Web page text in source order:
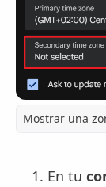
Mostrar una
En tu